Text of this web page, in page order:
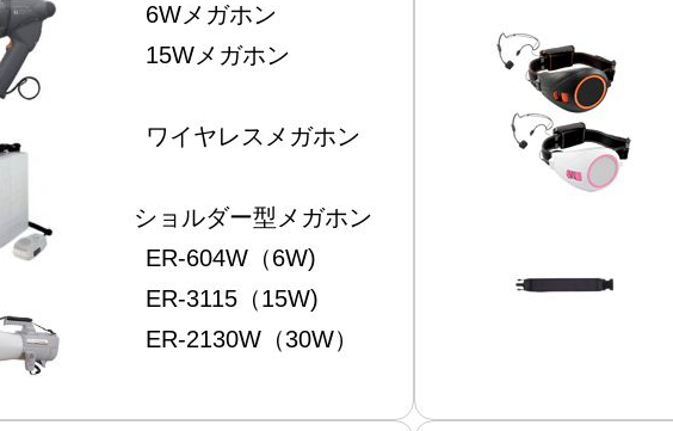
6Wメガホン
15Wメガホン
ワイヤレスメガホン
ショルダー型メガホン
ER-604W（6W)
ER-3115（15W)
ER-2130W（30W）